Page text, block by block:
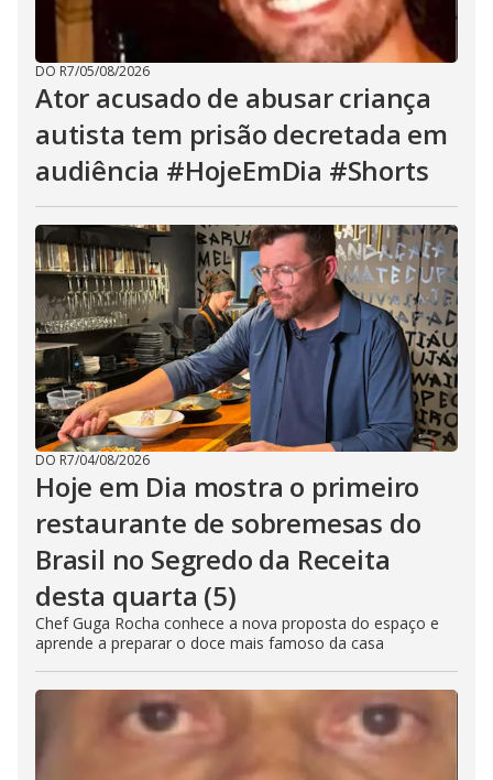
DO R7/05/08/2026
Ator acusado de abusar criança
autista tem prisão decretada em
audiência #HojeEmDia #Shorts
DO R7/04/08/2026
Hoje em Dia mostra o primeiro
restaurante de sobremesas do
Brasil no Segredo da Receita
desta quarta (5)
Chef Guga Rocha conhece a nova proposta do espaço e
aprende a preparar o doce mais famoso da casa